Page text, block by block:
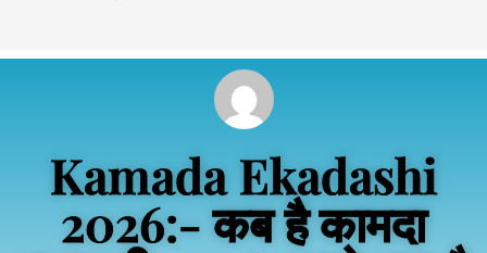
Kamada Ekadashi
2026:- कब है कामदा